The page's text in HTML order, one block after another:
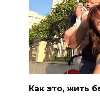
Как это, жить